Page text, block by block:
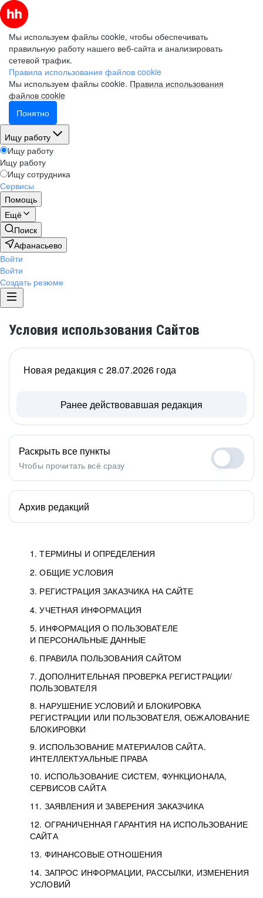
Мы используем файлы cookie, чтобы обеспечивать
правильную работу нашего веб-сайта и анализировать
сетевой трафик.
Правила использования файлов cookie
Мы используем файлы cookie. Правила использования
файлов cookie
Понятно
Ищу работу
Ищу работу
Ищу работу
Ищу сотрудника
Сервисы
Помощь
Ещё
Поиск
Афанасьево
Войти
Войти
Создать резюме
Условия использования Сайтов
1. ТЕРМИНЫ И ОПРЕДЕЛЕНИЯ
2. ОБЩИЕ УСЛОВИЯ
3. РЕГИСТРАЦИЯ ЗАКАЗЧИКА НА САЙТЕ
4. УЧЕТНАЯ ИНФОРМАЦИЯ
5. ИНФОРМАЦИЯ О ПОЛЬЗОВАТЕЛЕ
И ПЕРСОНАЛЬНЫЕ ДАННЫЕ
6. ПРАВИЛА ПОЛЬЗОВАНИЯ САЙТОМ
7. ДОПОЛНИТЕЛЬНАЯ ПРОВЕРКА РЕГИСТРАЦИИ/
ПОЛЬЗОВАТЕЛЯ
8. НАРУШЕНИЕ УСЛОВИЙ И БЛОКИРОВКА
РЕГИСТРАЦИИ ИЛИ ПОЛЬЗОВАТЕЛЯ, ОБЖАЛОВАНИЕ
БЛОКИРОВКИ
9. ИСПОЛЬЗОВАНИЕ МАТЕРИАЛОВ САЙТА.
ИНТЕЛЛЕКТУАЛЬНЫЕ ПРАВА
10. ИСПОЛЬЗОВАНИЕ СИСТЕМ, ФУНКЦИОНАЛА,
СЕРВИСОВ САЙТА
11. ЗАЯВЛЕНИЯ И ЗАВЕРЕНИЯ ЗАКАЗЧИКА
12. ОГРАНИЧЕННАЯ ГАРАНТИЯ НА ИСПОЛЬЗОВАНИЕ
САЙТА
13. ФИНАНСОВЫЕ ОТНОШЕНИЯ
14. ЗАПРОС ИНФОРМАЦИИ, РАССЫЛКИ, ИЗМЕНЕНИЯ
УСЛОВИЙ
Новая редакция с 28.07.2026 года
Ранее действовавшая редакция
Раскрыть все пункты
Чтобы прочитать всё сразу
Архив редакций